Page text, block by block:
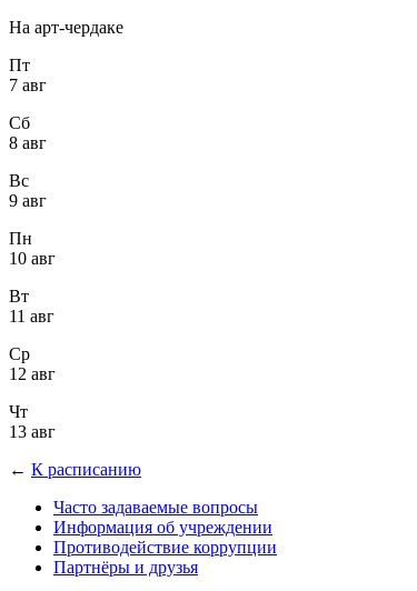
На арт-чердаке
Пт
7 авг
Сб
8 авг
Вс
9 авг
Пн
10 авг
Вт
11 авг
Ср
12 авг
Чт
13 авг
← К расписанию
Часто задаваемые вопросы
Информация об учреждении
Противодействие коррупции
Партнёры и друзья